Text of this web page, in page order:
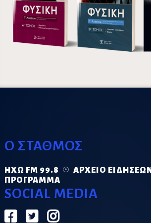
Ο ΣΤΑΘΜΟΣ
ΗΧΏ FM 99.8
ΑΡΧΕΊΟ ΕΙΔΉΣΕΩΝ
ΠΡΌΓΡΑΜΜΑ
SOCIAL MEDIA